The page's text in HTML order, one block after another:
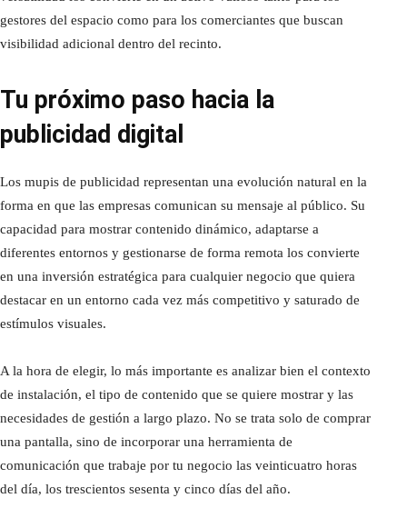
gestores del espacio como para los comerciantes que buscan
visibilidad adicional dentro del recinto.
Tu próximo paso hacia la
publicidad digital
Los mupis de publicidad representan una evolución natural en la
forma en que las empresas comunican su mensaje al público. Su
capacidad para mostrar contenido dinámico, adaptarse a
diferentes entornos y gestionarse de forma remota los convierte
en una inversión estratégica para cualquier negocio que quiera
destacar en un entorno cada vez más competitivo y saturado de
estímulos visuales.
A la hora de elegir, lo más importante es analizar bien el contexto
de instalación, el tipo de contenido que se quiere mostrar y las
necesidades de gestión a largo plazo. No se trata solo de comprar
una pantalla, sino de incorporar una herramienta de
comunicación que trabaje por tu negocio las veinticuatro horas
del día, los trescientos sesenta y cinco días del año.